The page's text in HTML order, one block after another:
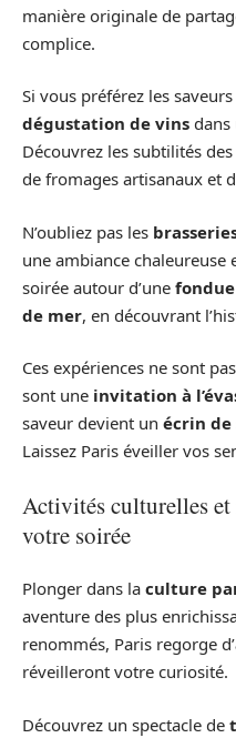
manière originale de
complice.
Si vous préférez les
dégustation de vins dans
Découvrez les subtilités des
de fromages artisanaux et
N’oubliez pas les
une ambiance chaleureuse
soirée autour d’une fondue
de mer, en découvrant
Ces expériences ne sont
sont une invitation à
saveur devient un écrin de
Laissez Paris éveiller vos
Activités culturelles
votre soirée
Plonger dans la culture
aventure des plus
renommés, Paris regorge d’
réveilleront votre curiosité.
Découvrez un spectacle de